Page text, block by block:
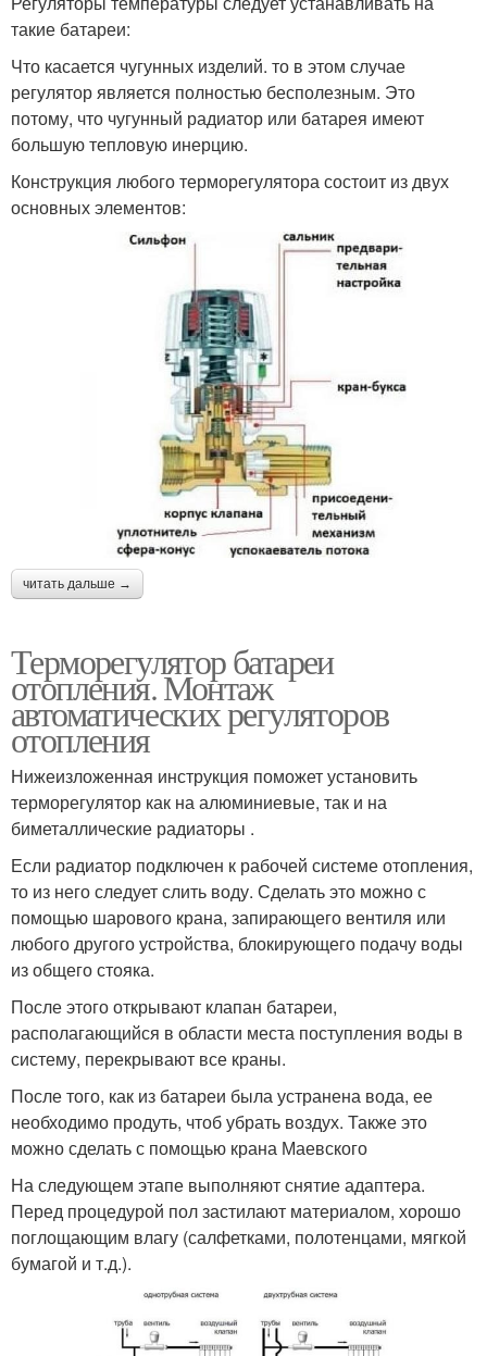
такие батареи:
Что касается чугунных изделий. то в этом случае
регулятор является полностью бесполезным. Это
потому, что чугунный радиатор или батарея имеют
большую тепловую инерцию.
Конструкция любого терморегулятора состоит из двух
основных элементов:
читать дальше →
Терморегулятор батареи
отопления. Монтаж
автоматических регуляторов
отопления
Нижеизложенная инструкция поможет установить
терморегулятор как на алюминиевые, так и на
биметаллические радиаторы .
Если радиатор подключен к рабочей системе отопления,
то из него следует слить воду. Сделать это можно с
помощью шарового крана, запирающего вентиля или
любого другого устройства, блокирующего подачу воды
из общего стояка.
После этого открывают клапан батареи,
располагающийся в области места поступления воды в
систему, перекрывают все краны.
После того, как из батареи была устранена вода, ее
необходимо продуть, чтоб убрать воздух. Также это
можно сделать с помощью крана Маевского
На следующем этапе выполняют снятие адаптера.
Перед процедурой пол застилают материалом, хорошо
поглощающим влагу (салфетками, полотенцами, мягкой
бумагой и т.д.).